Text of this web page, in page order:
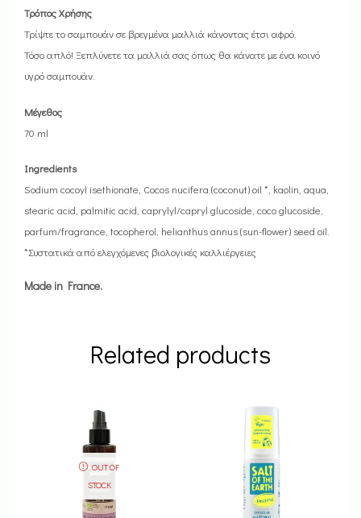
Τρόπος Χρήσης
Τρίψτε το σαμπουάν σε βρεγμένα μαλλιά κάνοντας έτσι αφρό.
Τόσο απλό! Ξεπλύνετε τα μαλλιά σας όπως θα κάνατε με ένα κοινό
υγρό σαμπουάν.
Μέγεθος
70 ml
Ingredients
Sodium cocoyl isethionate, Cocos nucifera (coconut) oil *, kaolin, aqua,
stearic acid, palmitic acid, caprylyl/capryl glucoside, coco glucoside,
parfum/fragrance, tocopherol, helianthus annus (sun-flower) seed oil.
*Συστατικά από ελεγχόμενες βιολογικές καλλιέργειες
Made in France.
Related products
OUT OF
STOCK